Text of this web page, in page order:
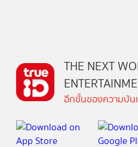
THE NEXT
อีกขั้นของความบัน